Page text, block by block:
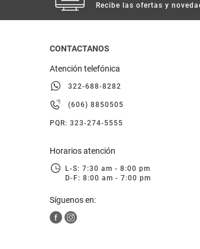
Recibe las ofertas y
CONTACTANOS
Atención telefónica
322-688-8282
(606) 8850505
PQR: 323-274-5555
Horarios atención
L-S: 7:30 am - 8:00 pm
D-F: 8:00 am - 7:00 pm
Síguenos en: